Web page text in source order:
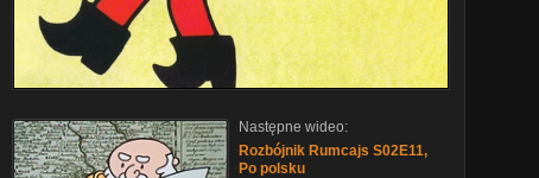
Następne wideo:
Rozbójnik Rumcajs S02E11,
Po polsku